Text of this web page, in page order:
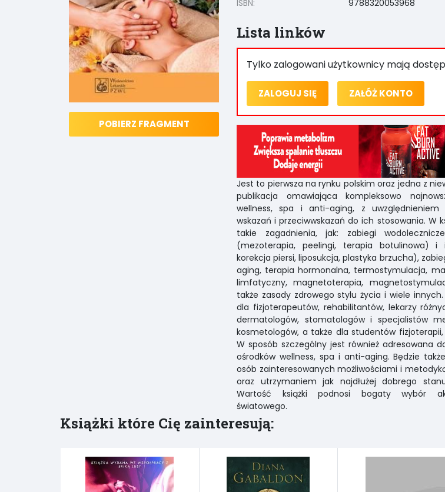
POBIERZ FRAGMENT
ISBN:
9788320053968
Lista linków
Tylko zalogowani użytkownicy mają
ZALOGUJ SIĘ ZAŁÓŻ KONTO
Jest to pierwsza na rynku polskim oraz jedna z
publikacja omawiająca kompleksowo
wellness, spa i anti-aging, z uwzględnieniem
wskazań i przeciwwskazań do ich stosowania. W
takie zagadnienia, jak: zabiegi
(mezoterapia, peelingi, terapia botulinowa) i
korekcja piersi, liposukcja, plastyka brzucha),
aging, terapia hormonalna, termostymulacja,
limfatyczny, magnetoterapia,
także zasady zdrowego stylu życia i wiele
dla fizjoterapeutów, rehabilitantów, lekarzy
dermatologów, stomatologów i specjalistów
kosmetologów, a także dla studentów
W sposób szczególny jest również adresowana
ośrodków wellness, spa i anti-aging. Będzie
osób zainteresowanych możliwościami i
oraz utrzymaniem jak najdłużej dobrego
Wartość książki podnosi bogaty wybór
światowego.
Książki które Cię zainteresują: